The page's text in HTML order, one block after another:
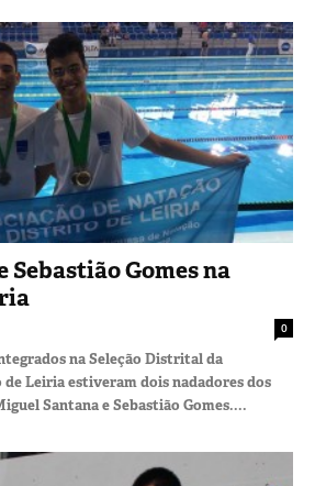
Sebastião Gomes na
0
na Seleção Distrital da
de Leiria estiveram dois nadadores dos
Santana e Sebastião Gomes....